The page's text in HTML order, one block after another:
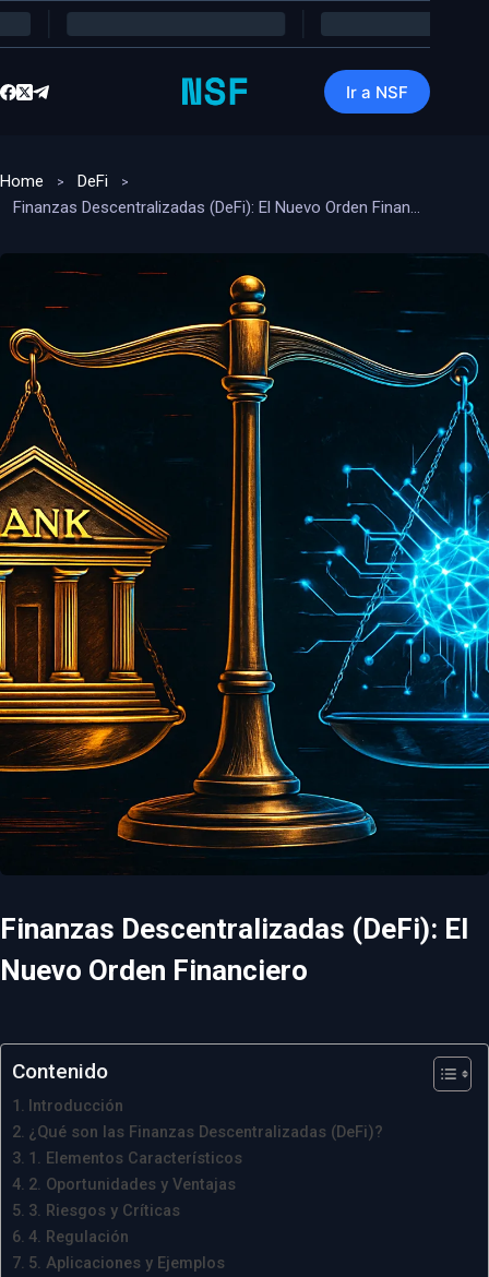
Saltar
al
Ir a NSF
Home
DeFi
Finanzas Descentralizadas (DeFi): El Nuevo Orden Financiero
Finanzas Descentralizadas (DeFi): El
Nuevo Orden Financiero
Contenido
Introducción
¿Qué son las Finanzas Descentralizadas (DeFi)?
1. Elementos Característicos
2. Oportunidades y Ventajas
3. Riesgos y Críticas
4. Regulación
5. Aplicaciones y Ejemplos